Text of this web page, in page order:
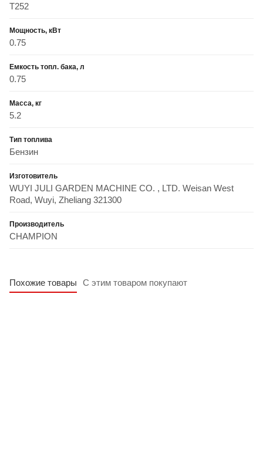
T252
Мощность, кВт
0.75
Емкость топл. бака, л
0.75
Масса, кг
5.2
Тип топлива
Бензин
Изготовитель
WUYI JULI GARDEN MACHINE CO. , LTD. Weisan West
Road, Wuyi, Zheliang 321300
Производитель
CHAMPION
Похожие товары С этим товаром покупают